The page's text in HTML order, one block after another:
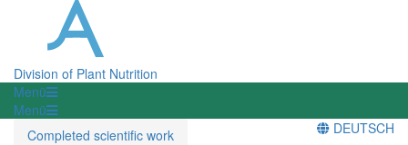
Division of Plant Nutrition
Menü
Menü
Completed scientific work
DEUTSCH